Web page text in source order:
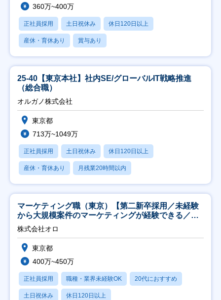
360万~400万
正社員採用 土日祝休み 休日120日以上
産休・育休あり 賞与あり
25-40【東京本社】社内SE/グローバルIT戦略推進
（総合職）
オルガノ株式会社
東京都
713万~1049万
正社員採用 土日祝休み 休日120日以上
産休・育休あり 月残業20時間以内
マーケティング職（東京）【第二新卒採用／未経験
から大規模案件のマーケティングが経験できる／研
修充実】
株式会社オロ
東京都
400万~450万
正社員採用 職種・業界未経験OK 20代におすすめ
土日祝休み 休日120日以上